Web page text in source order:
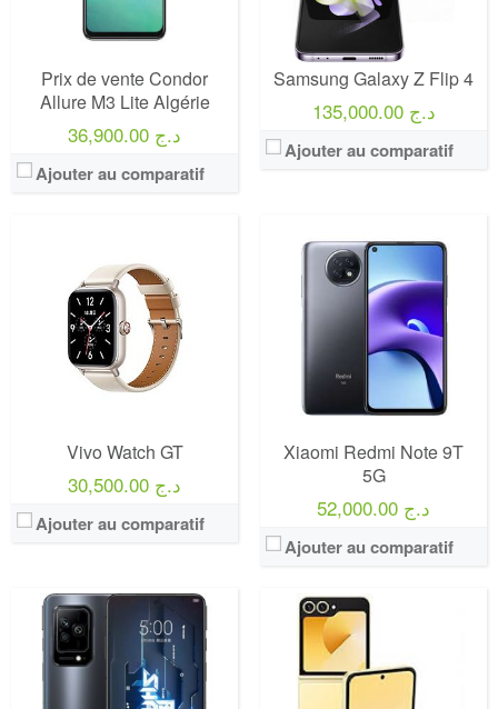
Prix de vente Condor
Allure M3 Lite Algérie
36,900.00 د.ج
Ajouter au comparatif
Samsung Galaxy Z Flip 4
135,000.00 د.ج
Ajouter au comparatif
Vivo Watch GT
30,500.00 د.ج
Ajouter au comparatif
Xiaomi Redmi Note 9T
5G
52,000.00 د.ج
Ajouter au comparatif